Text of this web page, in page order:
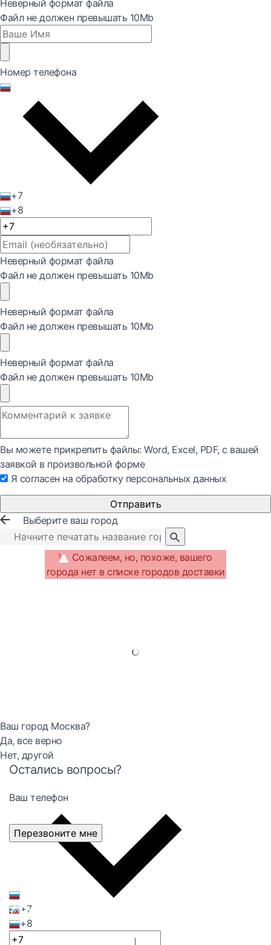
Неверный формат файла
Файл не должен превышать 10Mb
Номер телефона
+7
+8
Неверный формат файла
Файл не должен превышать 10Mb
Неверный формат файла
Файл не должен превышать 10Mb
Неверный формат файла
Файл не должен превышать 10Mb
Вы можете прикрепить файлы: Word, Exсel, PDF, с вашей
заявкой в произвольной форме
Я согласен на обработку персональных данных
Отправить
Выберите ваш город
Сожалеем, но, похоже, вашего
города нет в списке городов доставки
Ваш город Москва?
Да, все верно
Нет, другой
Остались вопросы?
Ваш телефон
+7
+8
Перезвоните мне